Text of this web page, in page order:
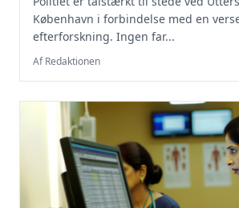
København i forbindelse med en
efterforskning. Ingen far...
Af Redaktionen